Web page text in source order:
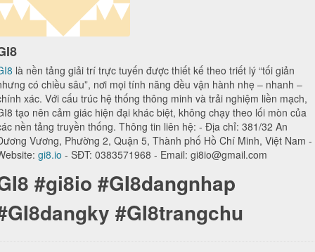
là nền tảng giải trí trực tuyến được thiết kế theo triết lý “tối giản
có chiều sâu”, nơi mọi tính năng đều vận hành nhẹ – nhanh –
xác. Với cấu trúc hệ thống thông minh và trải nghiệm liền mạch,
tạo nên cảm giác hiện đại khác biệt, không chạy theo lối mòn của
nền tảng truyền thống. Thông tin liên hệ: - Địa chỉ: 381/32 An
Vương, Phường 2, Quận 5, Thành phố Hồ Chí Minh, Việt Nam -
gi8.io - SĐT: 0383571968 - Email: gi8io@gmail.com
#gi8io #GI8dangnhap
#GI8trangchu